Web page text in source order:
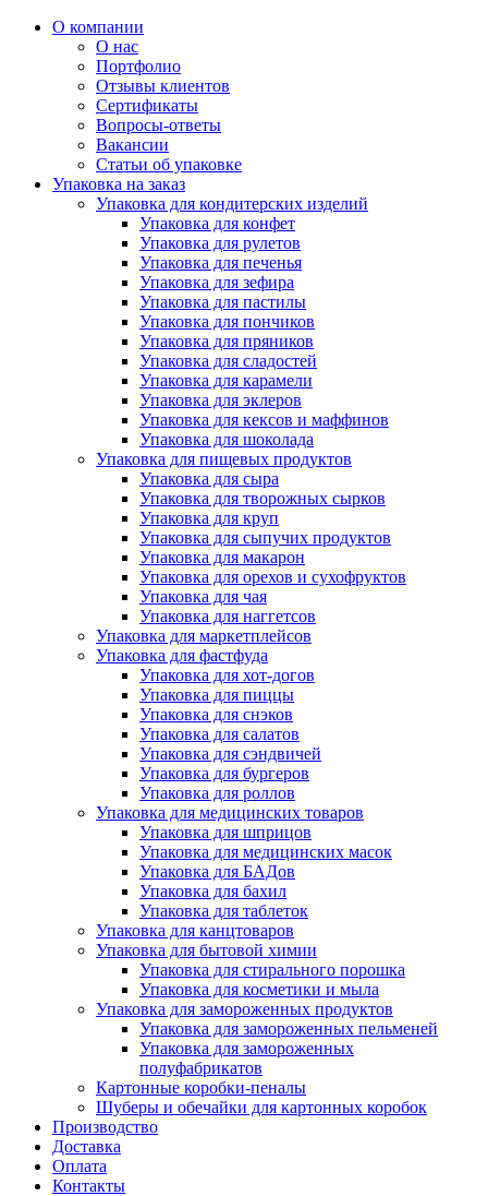
О компании
О нас
Портфолио
Отзывы клиентов
Сертификаты
Вопросы-ответы
Вакансии
Статьи об упаковке
Упаковка на заказ
Упаковка для кондитерских изделий
Упаковка для конфет
Упаковка для рулетов
Упаковка для печенья
Упаковка для зефира
Упаковка для пастилы
Упаковка для пончиков
Упаковка для пряников
Упаковка для сладостей
Упаковка для карамели
Упаковка для эклеров
Упаковка для кексов и маффинов
Упаковка для шоколада
Упаковка для пищевых продуктов
Упаковка для сыра
Упаковка для творожных сырков
Упаковка для круп
Упаковка для сыпучих продуктов
Упаковка для макарон
Упаковка для орехов и сухофруктов
Упаковка для чая
Упаковка для наггетсов
Упаковка для маркетплейсов
Упаковка для фастфуда
Упаковка для хот-догов
Упаковка для пиццы
Упаковка для снэков
Упаковка для салатов
Упаковка для сэндвичей
Упаковка для бургеров
Упаковка для роллов
Упаковка для медицинских товаров
Упаковка для шприцов
Упаковка для медицинских масок
Упаковка для БАДов
Упаковка для бахил
Упаковка для таблеток
Упаковка для канцтоваров
Упаковка для бытовой химии
Упаковка для стирального порошка
Упаковка для косметики и мыла
Упаковка для замороженных продуктов
Упаковка для замороженных пельменей
Упаковка для замороженных
полуфабрикатов
Картонные коробки-пеналы
Шуберы и обечайки для картонных коробок
Производство
Доставка
Оплата
Контакты